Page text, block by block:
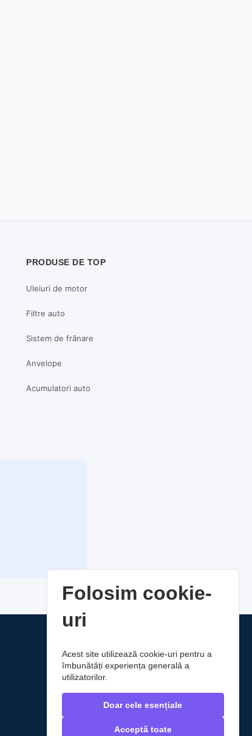
PRODUSE DE TOP
Uleiuri de motor
Filtre auto
Sistem de frânare
Anvelope
Acumulatori auto
Folosim cookie-
uri
Acest site utilizează cookie-uri pentru a
îmbunătăți experiența generală a
utilizatorilor.
Doar cele esențiale
Acceptă toate